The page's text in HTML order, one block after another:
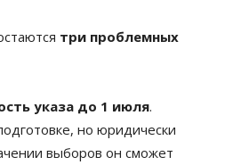
три проблемных
указа до 1 июля.
но юридически
выборов он сможет